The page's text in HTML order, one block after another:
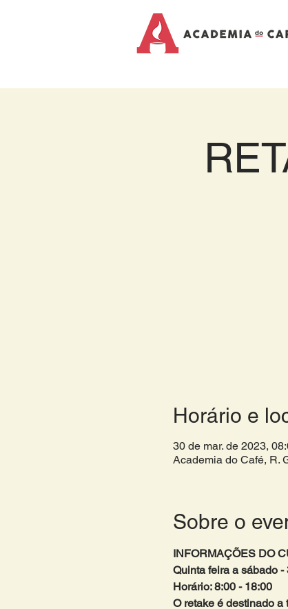
Horário e
30 de mar. de 2023,
Academia do Café, R.
Sobre o
INFORMAÇÕES DO
Quinta feira a sábado -
Horário: 8:00 - 18:00
O retake é destinado a